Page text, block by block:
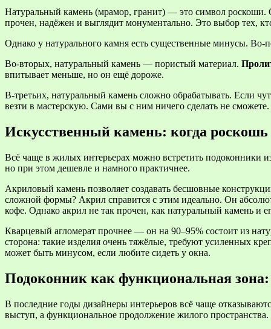
Натуральный камень (мрамор, гранит) — это символ роскоши.
прочен, надёжен и выглядит монументально. Это выбор тех,
Однако у натурального камня есть существенные минусы. Во-
Во-вторых, натуральный камень — пористый материал.
впитывает меньше, но он ещё дороже.
В-третьих, натуральный камень сложно обрабатывать. Если
везти в мастерскую. Сами вы с ним ничего сделать не сможете.
Искусственный камень: когда роскошь
Всё чаще в жилых интерьерах можно встретить подоконники
но при этом дешевле и намного практичнее.
Акриловый камень позволяет создавать бесшовные
сложной формы? Акрил справится с этим идеально. Он
кофе. Однако акрил не так прочен, как натуральный камень и
Кварцевый агломерат прочнее — он на 90–95% состоит из
сторона: такие изделия очень тяжёлые, требуют усиленных
может быть минусом, если любите сидеть у окна.
Подоконник как функциональная
В последние годы дизайнеры интерьеров всё чаще
выступ, а функциональное продолжение жилого пространства.